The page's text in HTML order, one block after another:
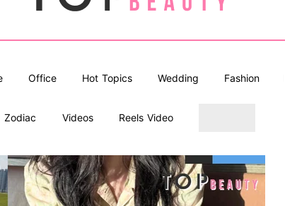
Office Hot Topics Wedding Fashion
Zodiac Videos Reels Video